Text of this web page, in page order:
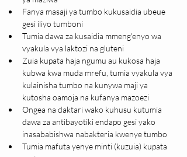
Fanya masaji ya tumbo kukusaidia ubeue
gesi iliyo tumboni
Tumia dawa za kusaidia mmeng'enyo wa
vyakula vya laktozi na gluteni
Zuia kupata haja ngumu au kukosa haja
kubwa kwa muda mrefu, tumia vyakula vya
kulainisha tumbo na kunywa maji ya
kutosha oamoja na kufanya mazoezi
Ongea na daktari wako kuhusu kutumia
dawa za antibayotiki endapo gesi yako
inasababishwa nabakteria kwenye tumbo
Tumia mafuta yenye minti (kuzuia) kupata